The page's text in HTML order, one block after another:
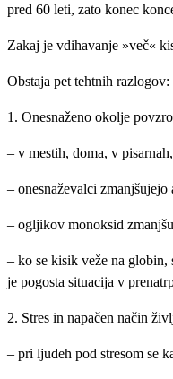
pred 60 leti, zato konec
Zakaj je vdihavanje »več«
Obstaja pet tehtnih razlogov:
1. Onesnaženo okolje
– v mestih, doma, v
– onesnaževalci
– ogljikov monoksid
– ko se kisik veže na
je pogosta situacija v
2. Stres in napačen način
– pri ljudeh pod stresom se